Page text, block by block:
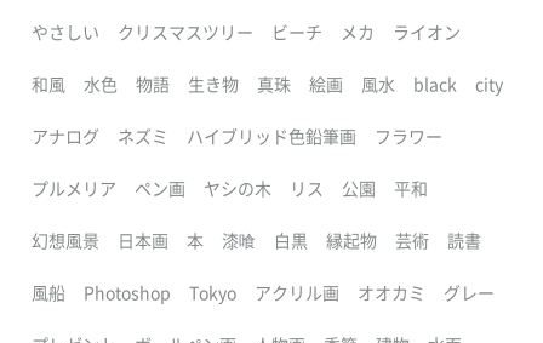
やさしい クリスマスツリー ビーチ メカ ライオン
和風 水色 物語 生き物 真珠 絵画 風水 black city
アナログ ネズミ ハイブリッド色鉛筆画 フラワー
プルメリア ペン画 ヤシの木 リス 公園 平和
幻想風景 日本画 本 漆喰 白黒 縁起物 芸術 読書
風船 Photoshop Tokyo アクリル画 オオカミ グレー